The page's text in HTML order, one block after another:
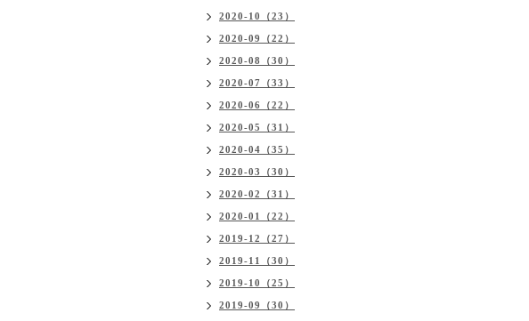
2020-10（23）
2020-09（22）
2020-08（30）
2020-07（33）
2020-06（22）
2020-05（31）
2020-04（35）
2020-03（30）
2020-02（31）
2020-01（22）
2019-12（27）
2019-11（30）
2019-10（25）
2019-09（30）